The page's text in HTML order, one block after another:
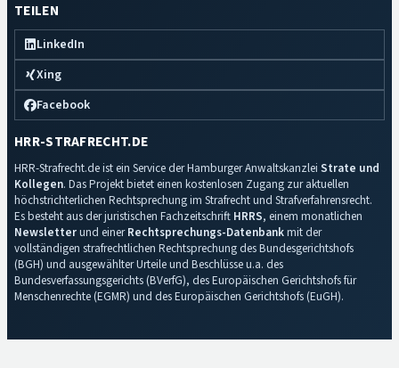
TEILEN
LinkedIn
Xing
Facebook
HRR-STRAFRECHT.DE
HRR-Strafrecht.de ist ein Service der Hamburger Anwaltskanzlei Strate und
Kollegen. Das Projekt bietet einen kostenlosen Zugang zur aktuellen
höchstrichterlichen Rechtsprechung im Strafrecht und Strafverfahrensrecht.
Es besteht aus der juristischen Fachzeitschrift HRRS, einem monatlichen
Newsletterund einerRechtsprechungs-Datenbankmit der
vollständigen strafrechtlichen Rechtsprechung des Bundesgerichtshofs
(BGH) und ausgewählter Urteile und Beschlüsse u.a. des
Bundesverfassungsgerichts (BVerfG), des Europäischen Gerichtshofs für
Menschenrechte (EGMR) und des Europäischen Gerichtshofs (EuGH).